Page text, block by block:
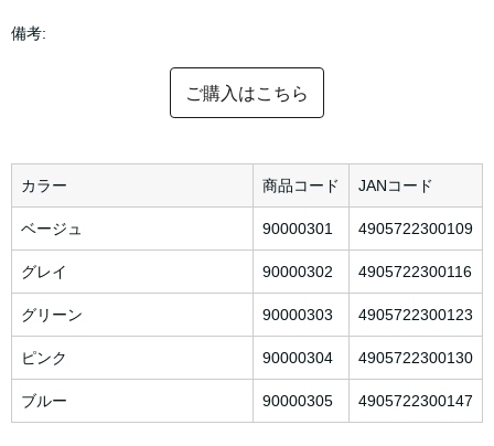
備考:
ご購入はこちら
カラー 商品コード JANコード
ベージュ 90000301 4905722300109
グレイ 90000302 4905722300116
グリーン 90000303 4905722300123
ピンク 90000304 4905722300130
ブルー 90000305 4905722300147